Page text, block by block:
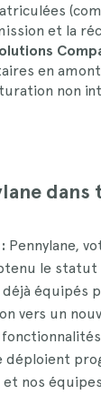
et la
en amont
non
dans
Pennylane,
le
déjà équipés
vers un
déploient
nos